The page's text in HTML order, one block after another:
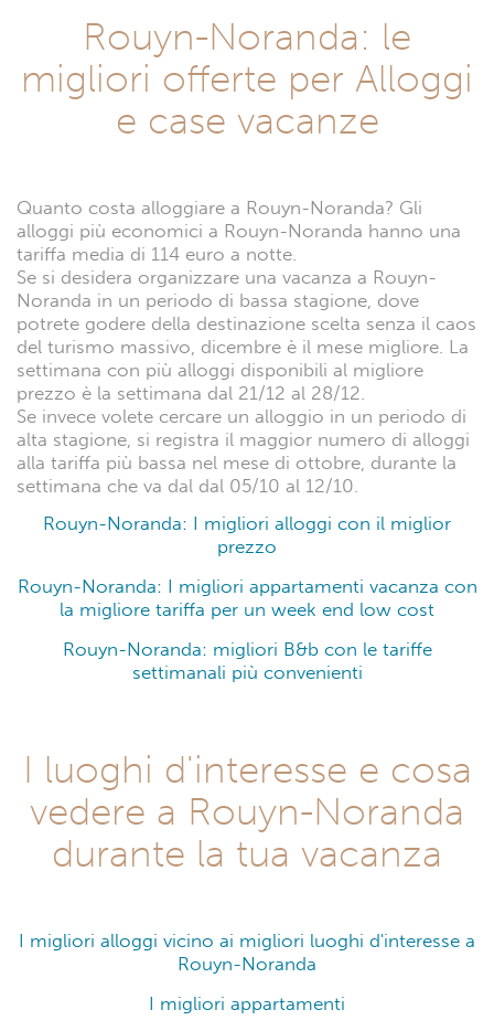
Rouyn-Noranda: le
migliori offerte per Alloggi
e case vacanze
Quanto costa alloggiare a Rouyn-Noranda? Gli
alloggi più economici a Rouyn-Noranda hanno una
tariffa media di 114 euro a notte.
Se si desidera organizzare una vacanza a Rouyn-
Noranda in un periodo di bassa stagione, dove
potrete godere della destinazione scelta senza il caos
del turismo massivo, dicembre è il mese migliore. La
settimana con più alloggi disponibili al migliore
prezzo è la settimana dal 21/12 al 28/12.
Se invece volete cercare un alloggio in un periodo di
alta stagione, si registra il maggior numero di alloggi
alla tariffa più bassa nel mese di ottobre, durante la
settimana che va dal dal 05/10 al 12/10.
Rouyn-Noranda: I migliori alloggi con il miglior
prezzo
Rouyn-Noranda: I migliori appartamenti vacanza con
la migliore tariffa per un week end low cost
Rouyn-Noranda: migliori B&b con le tariffe
settimanali più convenienti
I luoghi d'interesse e cosa
vedere a Rouyn-Noranda
durante la tua vacanza
I migliori alloggi vicino ai migliori luoghi d'interesse a
Rouyn-Noranda
I migliori appartamenti